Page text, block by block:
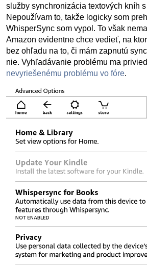
služby synchronizácia textových kníh
Nepoužívam to, takže logicky som
WhisperSync som vypol. To však
Amazon evidentne chce vedieť, na
bez ohľadu na to, či mám zapnutú
nie. Vyhľadávanie problému ma
nevyriešenému problému vo fóre.